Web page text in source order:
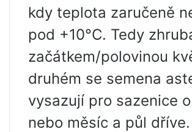
kdy teplota zaručeně
pod +10°C. Tedy
začátkem/polovinou
druhém se semena
vysazují pro sazenice
nebo měsíc a půl